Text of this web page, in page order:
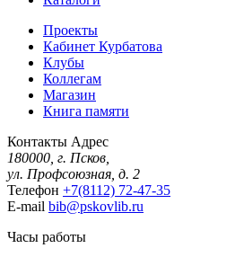
Проекты
Кабинет Курбатова
Клубы
Коллегам
Магазин
Книга памяти
Контакты Адрес
180000, г. Псков,
ул. Профсоюзная, д. 2
Телефон +7(8112) 72-47-35
E-mail bib@pskovlib.ru
Часы работы